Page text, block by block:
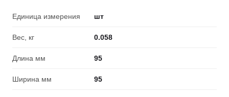
Единица измерения шт
Вес, кг 0.058
Длина мм 95
Ширина мм 95